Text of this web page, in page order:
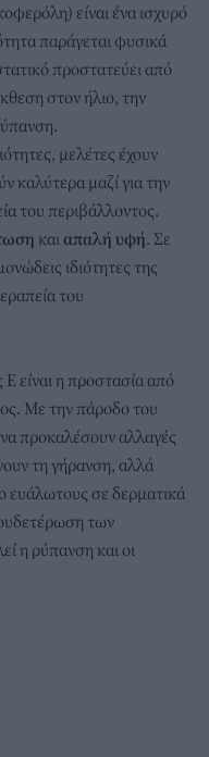
είναι ένα ισχυρό
παράγεται φυσικά
προστατεύει από
στον ήλιο, την
μελέτες έχουν
καλύτερα μαζί για την
του περιβάλλοντος.
καιαπαλή υφή. Σε
ιδιότητες της
του
είναι η προστασία από
Με την πάροδο του
προκαλέσουν αλλαγές
τη γήρανση, αλλά
ευάλωτους σε δερματικά
των
η ρύπανση και οι